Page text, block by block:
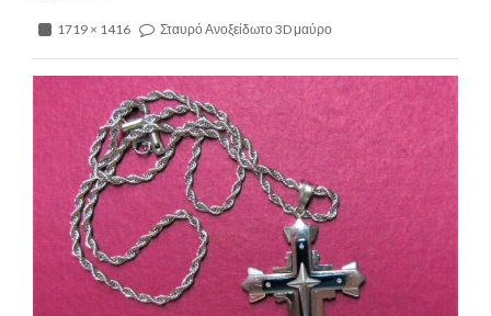
1719 × 1416 Σταυρό Ανοξείδωτο 3D μαύρο